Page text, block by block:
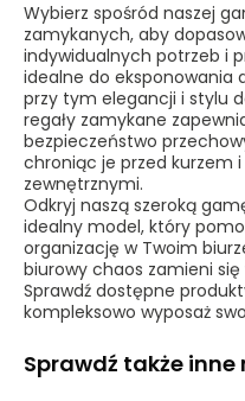
Wybierz spośród naszej
zamykanych, aby
indywidualnych potrzeb i
idealne do eksponowania
przy tym elegancji i stylu
regały zamykane
bezpieczeństwo
chroniąc je przed kurzem
zewnętrznymi.
Odkryj naszą szeroką
idealny model, który
organizację w Twoim
biurowy chaos zamieni
Sprawdź dostępne
kompleksowo wyposaż
Sprawdź także inne